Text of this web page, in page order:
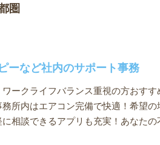
圏
ーなど社内のサポート事務
ークライフバランス重視の方おす
所内はエアコン完備で快適！希望
相談できるアプリも充実！あなた